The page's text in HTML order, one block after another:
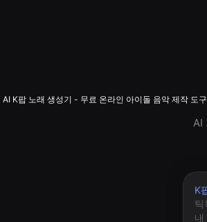
AI K팝 노래 생성기 - 무료 온라인 아이돌 음악 제작 도구
AI
K